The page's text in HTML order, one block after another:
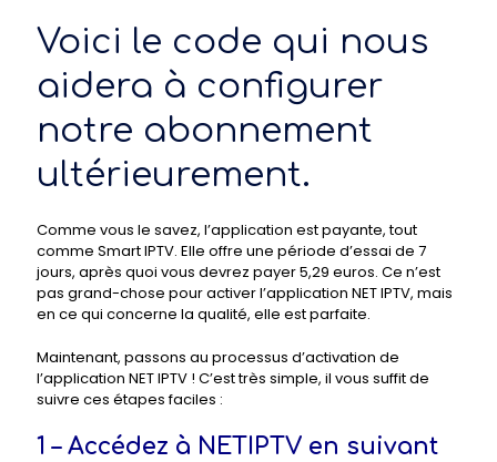
Voici le code qui nous
aidera à configurer
notre abonnement
ultérieurement.
Comme vous le savez, l’application est payante, tout
comme Smart IPTV. Elle offre une période d’essai de 7
jours, après quoi vous devrez payer 5,29 euros. Ce n’est
pas grand-chose pour activer l’application NET IPTV, mais
en ce qui concerne la qualité, elle est parfaite.
Maintenant, passons au processus d’activation de
l’application NET IPTV ! C’est très simple, il vous suffit de
suivre ces étapes faciles :
1 – Accédez à NETIPTV en suivant